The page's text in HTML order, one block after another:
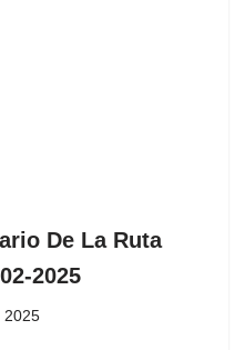
De La Ruta
2025
2025